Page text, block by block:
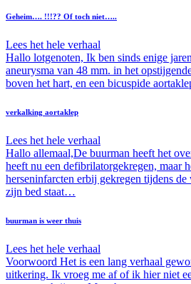
Geheim…. !!!?? Of toch niet…..
Lees het hele verhaal
Hallo lotgenoten, Ik ben sinds enige
aneurysma van 48 mm. in het
boven het hart, en een bicuspide
verkalking aortaklep
Lees het hele verhaal
Hallo allemaal,De buurman heeft het
heeft nu een defibrilatorgekregen, maar
herseninfarcten erbij gekregen tijdens
zijn bed staat…
buurman is weer thuis
Lees het hele verhaal
Voorwoord Het is een lang verhaal
uitkering. Ik vroeg me af of ik hier niet